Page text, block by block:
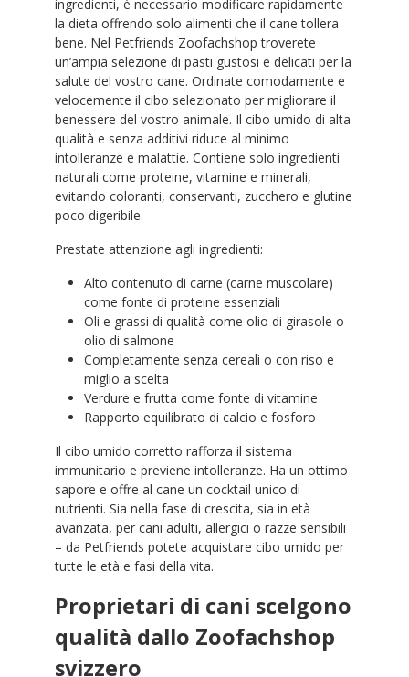
ingredienti, è necessario modificare rapidamente
la dieta offrendo solo alimenti che il cane tollera
bene. Nel Petfriends Zoofachshop troverete
un’ampia selezione di pasti gustosi e delicati per la
salute del vostro cane. Ordinate comodamente e
velocemente il cibo selezionato per migliorare il
benessere del vostro animale. Il cibo umido di alta
qualità e senza additivi riduce al minimo
intolleranze e malattie. Contiene solo ingredienti
naturali come proteine, vitamine e minerali,
evitando coloranti, conservanti, zucchero e glutine
poco digeribile.
Prestate attenzione agli ingredienti:
Alto contenuto di carne (carne muscolare)
come fonte di proteine essenziali
Oli e grassi di qualità come olio di girasole o
olio di salmone
Completamente senza cereali o con riso e
miglio a scelta
Verdure e frutta come fonte di vitamine
Rapporto equilibrato di calcio e fosforo
Il cibo umido corretto rafforza il sistema
immunitario e previene intolleranze. Ha un ottimo
sapore e offre al cane un cocktail unico di
nutrienti. Sia nella fase di crescita, sia in età
avanzata, per cani adulti, allergici o razze sensibili
– da Petfriends potete acquistare cibo umido per
tutte le età e fasi della vita.
Proprietari di cani scelgono
qualità dallo Zoofachshop
svizzero